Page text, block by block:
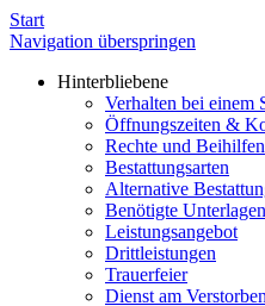
Start
Navigation überspringen
Hinterbliebene
Verhalten bei einem
Öffnungszeiten &
Rechte und Beihilfen
Bestattungsarten
Alternative
Benötigte Unterlagen
Leistungsangebot
Drittleistungen
Trauerfeier
Dienst am